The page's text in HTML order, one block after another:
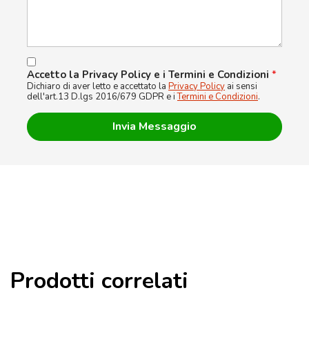
Accetto la Privacy Policy e i Termini e Condizioni *
Dichiaro di aver letto e accettato la Privacy Policy ai sensi
dell'art.13 D.lgs 2016/679 GDPR e iTermini e Condizioni.
Prodotti correlati